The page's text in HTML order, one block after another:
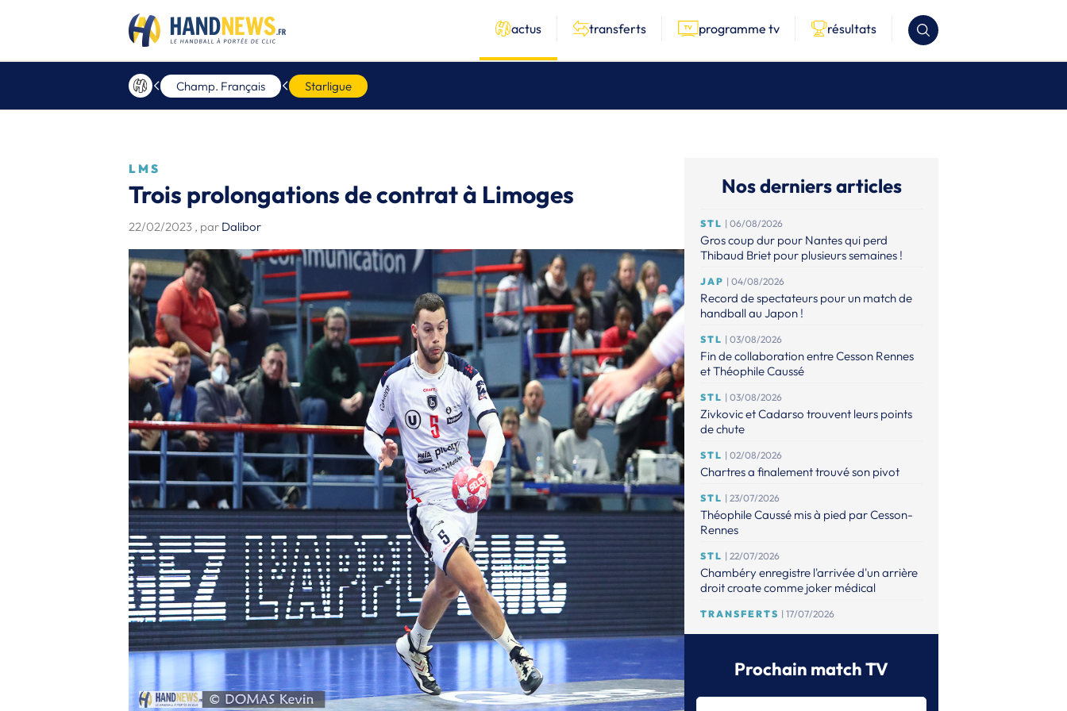
actus transferts programme tv résultats
Champ. Français Starligue
LMS
Trois prolongations de contrat à Limoges
22/02/2023 , par Dalibor
Nos derniers articles
STL | 06/08/2026
Gros coup dur pour Nantes qui perd
Thibaud Briet pour plusieurs semaines !
JAP | 04/08/2026
Record de spectateurs pour un match de
handball au Japon !
STL | 03/08/2026
Fin de collaboration entre Cesson Rennes
et Théophile Caussé
STL | 03/08/2026
Zivkovic et Cadarso trouvent leurs points
de chute
STL | 02/08/2026
Chartres a finalement trouvé son pivot
STL | 23/07/2026
Théophile Caussé mis à pied par Cesson-
Rennes
STL | 22/07/2026
Chambéry enregistre l'arrivée d'un arrière
droit croate comme joker médical
TRANSFERTS | 17/07/2026
Le point sur les mises à jour de l'espace
| 16/07/2026
Prochain match TV